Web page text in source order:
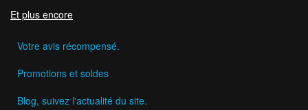
Et plus encore
Votre avis récompensé.
Promotions et soldes
Blog, suivez l'actualité du site.